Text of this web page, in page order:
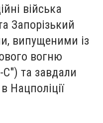
війська
Запорізький
випущеними із
вогню
та завдали
Нацполіції